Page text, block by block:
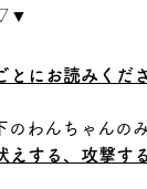
とにお読みくだ
のわんちゃんの
えする、攻撃す